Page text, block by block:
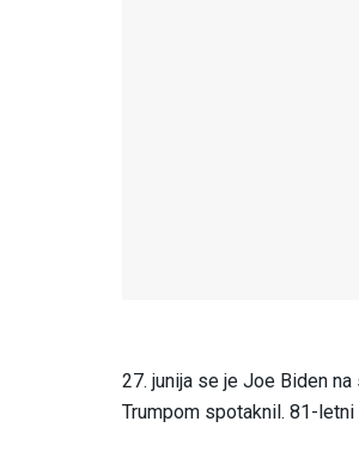
27. junija se je Joe Biden
Trumpom spotaknil. 81-